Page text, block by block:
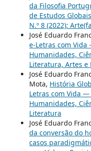
da Filosofia
de Estudos
N.º 8 (2022):
José Eduardo
e-Letras com Vida
Humanidades,
Literatura, Artes e
José Eduardo
Mota, História
Letras com Vida —
Humanidades,
Literatura
José Eduardo
da conversão do
casos